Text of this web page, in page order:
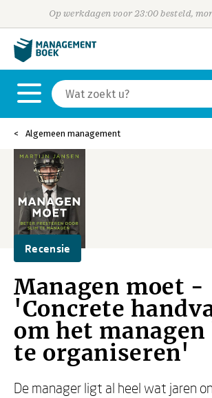
Op werkdagen voor 23:00 besteld,
Algemeen management
Recensie
Managen moet -
'Concrete
om het
te organiseren'
De manager ligt al heel wat jaren